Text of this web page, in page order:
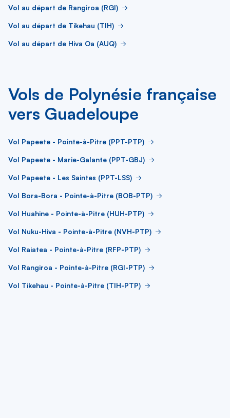
Vol au départ de Rangiroa (RGI)
Vol au départ de Tikehau (TIH)
Vol au départ de Hiva Oa (AUQ)
Vols de Polynésie française
vers Guadeloupe
Vol Papeete - Pointe-à-Pitre (PPT-PTP)
Vol Papeete - Marie-Galante (PPT-GBJ)
Vol Papeete - Les Saintes (PPT-LSS)
Vol Bora-Bora - Pointe-à-Pitre (BOB-PTP)
Vol Huahine - Pointe-à-Pitre (HUH-PTP)
Vol Nuku-Hiva - Pointe-à-Pitre (NVH-PTP)
Vol Raiatea - Pointe-à-Pitre (RFP-PTP)
Vol Rangiroa - Pointe-à-Pitre (RGI-PTP)
Vol Tikehau - Pointe-à-Pitre (TIH-PTP)